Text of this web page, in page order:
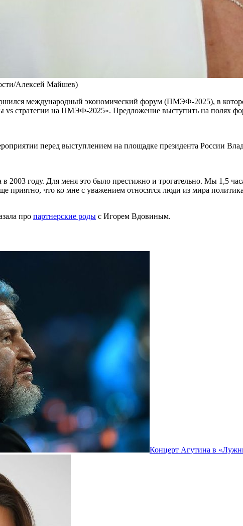
Алексей Майшев)
международный экономический форум (ПМЭФ-2025), в
vs стратегии на ПМЭФ-2025». Предложение выступить на полях
перед выступлением на площадке президента России
году. Для меня это было престижно и трогательно. Мы 1,5
приятно, что ко мне с уважением относятся люди из мира
про партнерские роды с Игорем Вдовиным.
Концерт Агутина в